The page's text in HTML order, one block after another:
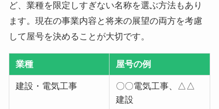
ど、業種を限定しすぎない名称を選ぶ方法もあり
ます。現在の事業内容と将来の展望の両方を考慮
して屋号を決めることが大切です。
業種 屋号の例
建設・電気工事
〇〇電気工事、△△
建設